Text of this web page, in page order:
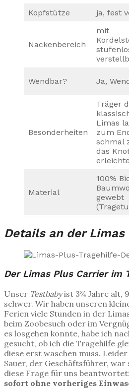
Kopfstütze
ja, fest
Nackenbereich
mit
Wendbar? Ja,
Besonderheiten
Träger
Limas
zum
schmal
das
Material
100%
gewebt
Details an der
Der Limas Plus Carrier im
Unser Testbabyist 3¾ Jahre alt,
schwer. Wir haben unseren
Ferien viele Stunden in der
beim Zoobesuch oder im
es losgehen konnte, habe ich
gesucht, ob ich die Tragehilfe
diese erst waschen muss.
Sauer, der Geschäftsführer,
diese Frage für uns beantwortet:
sofort ohne vorheriges